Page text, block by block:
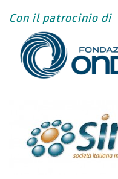
Con il patrocinio di